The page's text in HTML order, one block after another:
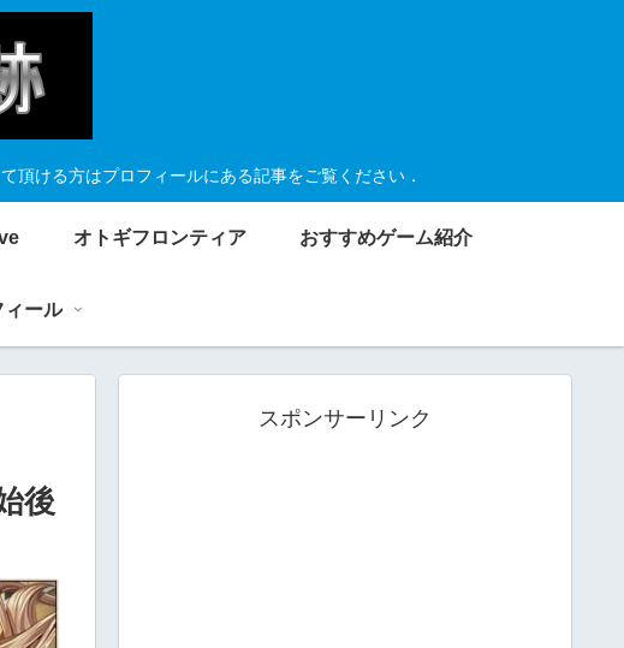
頂ける方はプロフィールにある記事をご覧ください．
オトギフロンティア おすすめゲーム紹介
ィール
後
スポンサーリンク